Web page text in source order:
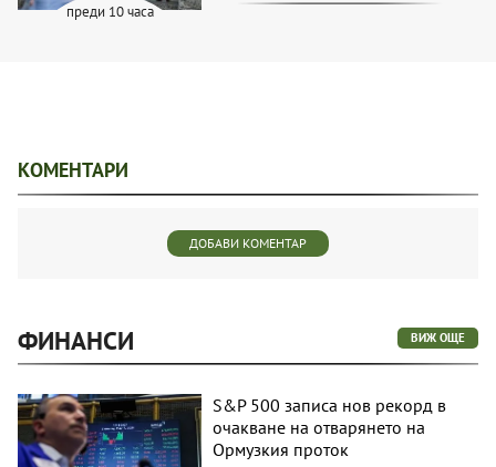
преди 10 часа
КОМЕНТАРИ
ДОБАВИ КОМЕНТАР
ФИНАНСИ ВИЖ ОЩЕ
S&P 500 записа нов рекорд в
очакване на отварянето на
Ормузкия проток